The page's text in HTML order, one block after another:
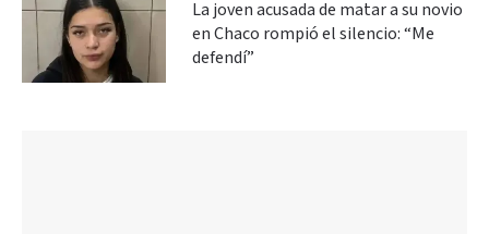
La joven acusada de matar a su novio
en Chaco rompió el silencio: “Me
defendí”